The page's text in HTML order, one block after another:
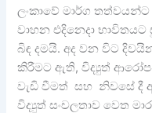
ලංකාවේ මාර්ග
වාහන එදිනෙදා
බිඳ දමයි. අද වන විට
කිරීමට ඇති, විද්‍යුත්
වැඩි වීමත් සහ නිවසේ
විද්‍යුත් සංචලතාව වෙත